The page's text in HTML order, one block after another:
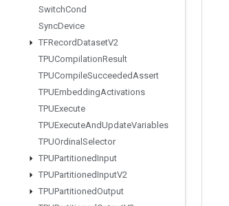
SwitchCond
SyncDevice
TFRecordDatasetV2
TPUCompilationResult
TPUCompileSucceededAssert
TPUEmbeddingActivations
TPUExecute
TPUExecuteAndUpdateVariables
TPUOrdinal Selector
TPUPartitionedInput
TPUPartitionedInputV2
TPUPartitionedOutput